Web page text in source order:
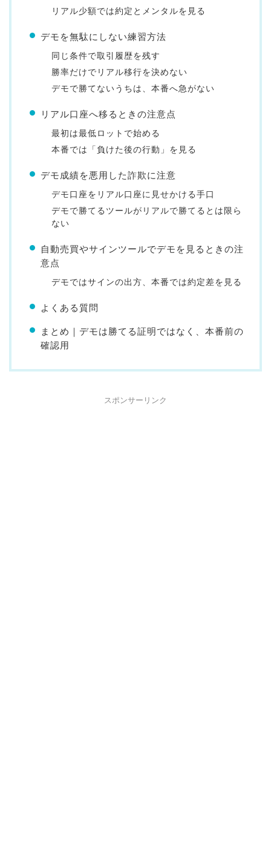
リアル少額では約定とメンタルを見る
デモを無駄にしない練習方法
同じ条件で取引履歴を残す
勝率だけでリアル移行を決めない
デモで勝てないうちは、本番へ急がない
リアル口座へ移るときの注意点
最初は最低ロットで始める
本番では「負けた後の行動」を見る
デモ成績を悪用した詐欺に注意
デモ口座をリアル口座に見せかける手口
デモで勝てるツールがリアルで勝てるとは限ら
ない
自動売買やサインツールでデモを見るときの注
意点
デモではサインの出方、本番では約定差を見る
よくある質問
まとめ｜デモは勝てる証明ではなく、本番前の
確認用
スポンサーリンク